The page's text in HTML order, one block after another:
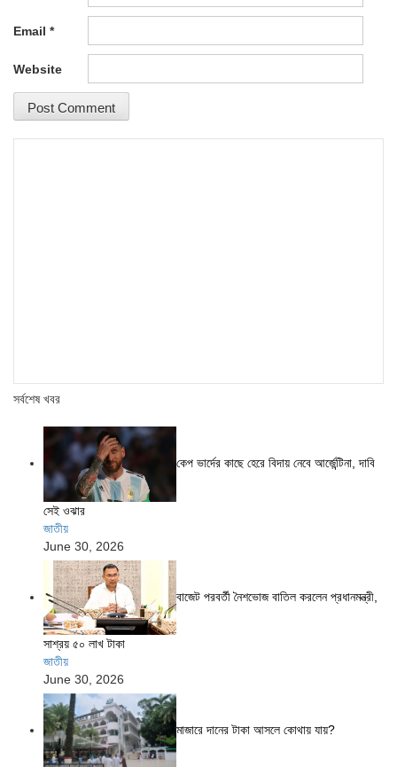
Email *
Website
সর্বশেষ খবর
কেপ ভার্দের কাছে হেরে বিদায় নেবে আর্জেন্টিনা, দাবি
সেই ওঝার
জাতীয়
June 30, 2026
বাজেট পরবর্তী নৈশভোজ বাতিল করলেন প্রধানমন্ত্রী,
সাশ্রয় ৫০ লাখ টাকা
জাতীয়
June 30, 2026
মাজারে দানের টাকা আসলে কোথায় যায়?